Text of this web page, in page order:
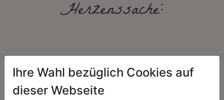
Herzenssache:
Ihre Wahl bezüglich Cookies auf
dieser Webseite